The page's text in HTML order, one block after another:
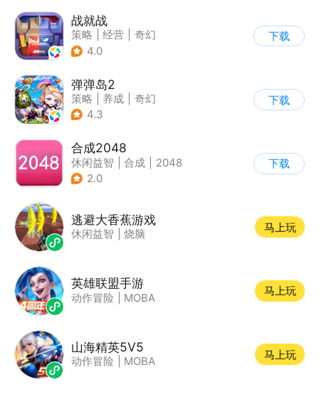
战就战
策略 经营
奇幻
| 欧美风
4.0
下载
弹弹岛2
策略 养成
奇幻
| Q版
4.3
下载
合成2048
休闲益智 合成
2048
2.0
下载
逃避大香蕉游戏
休闲益智 烧脑
马上玩
英雄联盟手游
动作冒险 MOBA
马上玩
山海精英5V5
动作冒险 MOBA
马上玩